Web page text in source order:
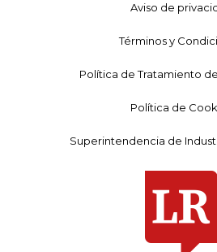
Aviso de
Términos y
Política de Tratamiento
Política de
Superintendencia de